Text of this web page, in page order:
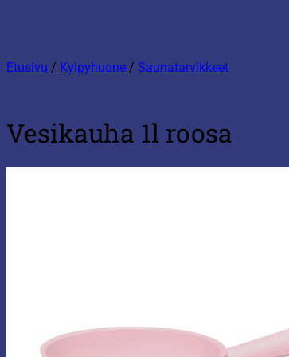
Etusivu / Kylpyhuone / Saunatarvikkeet
Vesikauha 1l roosa